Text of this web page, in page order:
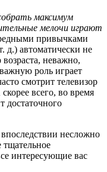
максимум
мелочи играют
привычками
д.) автоматически не
неважно,
роль играет
смотрит телевизор
всего, во время
достаточного
несложно
тщательное
интересующие вас